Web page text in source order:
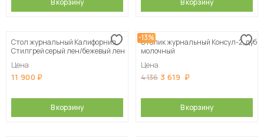
В корзину В корзину
Стол журнальный Калифорния
Стилгрей серый лен/бежевый лен
Цена
11 900
В корзину
-13%
Столик журнальный Консул-2, дуб
молочный
Цена
4 136 3 619
В корзину